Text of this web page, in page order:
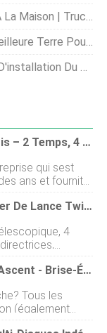
Et Astuces Essentiels
Pousser Des Légumes ?
Désavantages
Rotavators Mantis – 2 Temps, 4 Temps Et Électrique
qui sest
ans et fournit
gamme de
aux petits
à bas prix, et
y a eu plus dun
vendues
populaire
et de sa
sa capacité de
si vous
Modèle SPV 2 - Fer De Lance Twiga
4
170 cv, relevageTrucent - Model Ascent - Brise-Émulsion :extraire Plus D'huile De Maïs
Tous les
(également